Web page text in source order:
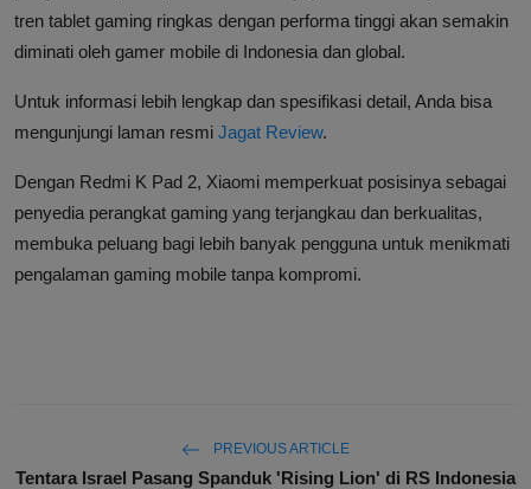
tren tablet gaming ringkas dengan performa tinggi akan semakin
diminati oleh gamer mobile di Indonesia dan global.
Untuk informasi lebih lengkap dan spesifikasi detail, Anda bisa
mengunjungi laman resmi Jagat Review.
Dengan Redmi K Pad 2, Xiaomi memperkuat posisinya sebagai
penyedia perangkat gaming yang terjangkau dan berkualitas,
membuka peluang bagi lebih banyak pengguna untuk menikmati
pengalaman gaming mobile tanpa kompromi.
PREVIOUS ARTICLE
Tentara Israel Pasang Spanduk 'Rising Lion' di RS Indonesia